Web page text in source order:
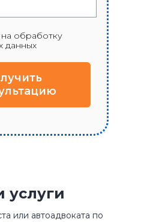
на обработку
данных
услуги
или автоадвоката по